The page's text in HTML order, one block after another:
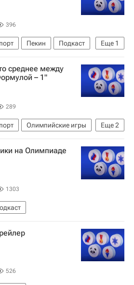
396
Еще 1
Пекин
Подкаст
среднее между
– 1"
289
Еще2
Олимпийские игры
на Олимпиаде
1303
526